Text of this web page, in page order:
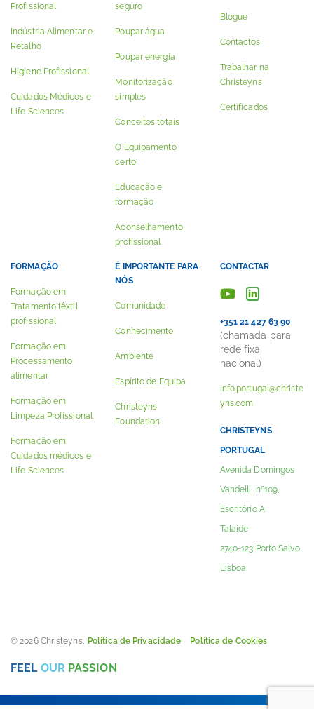
Profissional
Indústria Alimentar e
Retalho
Higiene Profissional
Cuidados Médicos e
Life Sciences
seguro
Poupar água
Poupar energia
Monitorização
simples
Conceitos totais
O Equipamento
certo
Educação e
formação
Aconselhamento
profissional
Blogue
Contactos
Trabalhar na
Christeyns
Certificados
FORMAÇÃO
Formação em
Tratamento têxtil
profissional
Formação em
Processamento
alimentar
Formação em
Limpeza Profissional
Formação em
Cuidados médicos e
Life Sciences
É IMPORTANTE PARA
NÓS
Comunidade
Conhecimento
Ambiente
Espírito de Equipa
Christeyns
Foundation
CONTACTAR
+351 21 427 63 90
(chamada para
rede fixa
nacional)
info.portugal@christe
yns.com
CHRISTEYNS
PORTUGAL
Avenida Domingos
Vandelli, nº109,
Escritório A
Talaíde
2740-123 Porto Salvo
Lisboa
© 2026 Christeyns. Política de Privacidade Política de Cookies
FEEL OUR PASSION